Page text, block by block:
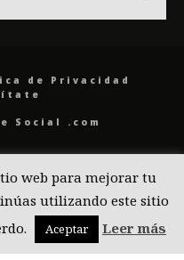
de Privacidad
Social .com
web para mejorar tu
utilizando este sitio
Aceptar Leer más